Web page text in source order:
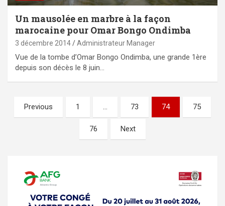
Un mausolée en marbre à la façon
marocaine pour Omar Bongo Ondimba
3 décembre 2014 Administrateur Manager
Vue de la tombe d’Omar Bongo Ondimba, une grande 1ère
depuis son décès le 8 juin…
Pagination
des
publications
Previous 1 … 73 74 75
76 Next